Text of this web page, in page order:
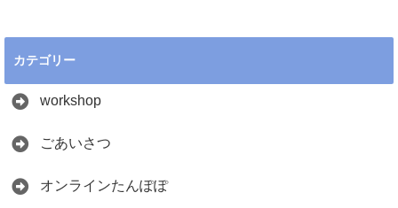
カテゴリー
workshop
ごあいさつ
オンラインたんぽぽ